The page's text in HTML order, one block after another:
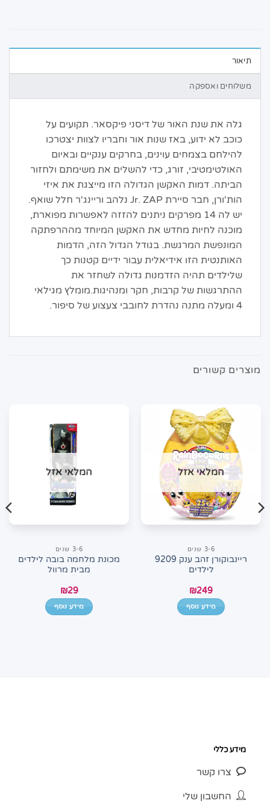
תיאור
משלוחים ואספקה
גלה את שנת האור של דיסני פיקסאר. תקועים על
כוכב לא ידוע, באז שנות אור וחבריו לצוות יצטרכו
להילחם בצמחים עוינים, בחרקים ענקיים ובאיום
האולטימטיבי, זורג, כדי להשלים את משימתם ולחזור
הביתה. דמות האקשן הגדולה הזו מייצגת את איזי
הות'ורן, חבר סיירת Jr. ZAP נלהב וריינג'ר חלל שואף.
יש לה 14 מפרקים ניתנים להזזה לאפשרות מפוארת,
מוכנה לחיות מחדש את האקשן המיוחד מההרפתקה
המונפשת המרגשת. בגודל הגדול הזה, הדמות
האותנטית הזו אידיאלית עבור ידיים קטנות כך
שלילדים תהיה הזדמנות גדולה לשחזר את
ההתרגשות של קרבות, חקר ומנהיגות.מומלץ מגילאי
4 ומעלה מתנה נהדרת לחובבי צעצוע של סיפור.
מוצרים קשורים
המלאי אזל
3-6 שנים
ריינבוקורן זהב ענק 9209
לילדים
₪249
מידע נוסף
המלאי אזל
3-6 שנים
מכונת מלחמה בובה לילדים
מבית מרוול
₪29
מידע נוסף
מידע כללי
צרו קשר
החשבון שלי